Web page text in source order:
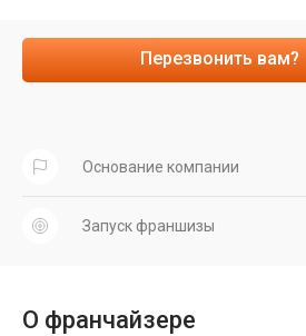
Перезвонить вам?
Основание компании
Запуск франшизы
О франчайзере